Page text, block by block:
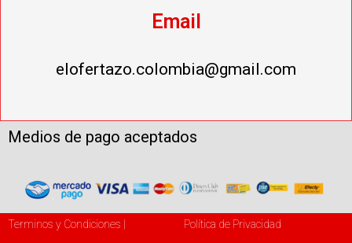
Email
elofertazo.colombia@gmail.com
Medios de pago aceptados
Terminos y Condiciones | Política de Privacidad